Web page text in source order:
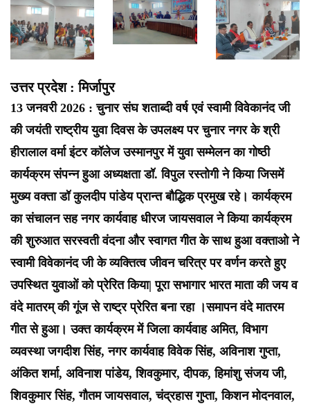
उत्तर प्रदेश : मिर्जापुर
13 जनवरी 2026 : चुनार संघ शताब्दी वर्ष एवं स्वामी विवेकानंद जी
की जयंती राष्ट्रीय युवा दिवस के उपलक्ष्य पर चुनार नगर के श्री
हीरालाल वर्मा इंटर कॉलेज उस्मानपुर में युवा सम्मेलन का गोष्ठी
कार्यक्रम संपन्न हुआ अध्यक्षता डॉ. विपुल रस्तोगी ने किया जिसमें
मुख्य वक्ता डॉ कुलदीप पांडेय प्रान्त बौद्धिक प्रमुख रहे। कार्यक्रम
का संचालन सह नगर कार्यवाह धीरज जायसवाल ने किया कार्यक्रम
की शुरुआत सरस्वती वंदना और स्वागत गीत के साथ हुआ वक्ताओ ने
स्वामी विवेकानंद जी के व्यक्तित्व जीवन चरित्र पर वर्णन करते हुए
उपस्थित युवाओं को प्रेरित किया| पूरा सभागार भारत माता की जय व
वंदे मातरम् की गूंज से राष्ट्र प्रेरित बना रहा ।समापन वंदे मातरम
गीत से हुआ। उक्त कार्यक्रम में जिला कार्यवाह अमित, विभाग
व्यवस्था जगदीश सिंह, नगर कार्यवाह विवेक सिंह, अविनाश गुप्ता,
अंकित शर्मा, अविनाश पांडेय, शिवकुमार, दीपक, हिमांशु संजय जी,
शिवकुमार सिंह, गौतम जायसवाल, चंद्रहास गुप्ता, किशन मोदनवाल,